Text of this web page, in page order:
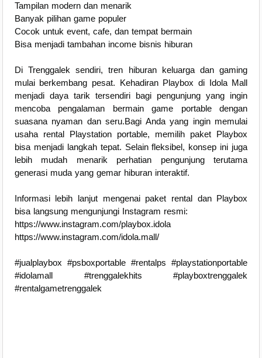
Tampilan modern dan menarik
Banyak pilihan game populer
Cocok untuk event, cafe, dan tempat bermain
Bisa menjadi tambahan income bisnis hiburan
Di Trenggalek sendiri, tren hiburan keluarga dan gaming
mulai berkembang pesat. Kehadiran Playbox di Idola Mall
menjadi daya tarik tersendiri bagi pengunjung yang ingin
mencoba pengalaman bermain game portable dengan
suasana nyaman dan seru.Bagi Anda yang ingin memulai
usaha rental Playstation portable, memilih paket Playbox
bisa menjadi langkah tepat. Selain fleksibel, konsep ini juga
lebih mudah menarik perhatian pengunjung terutama
generasi muda yang gemar hiburan interaktif.
Informasi lebih lanjut mengenai paket rental dan Playbox
bisa langsung mengunjungi Instagram resmi:
https://www.instagram.com/playbox.idola
https://www.instagram.com/idola.mall/
#jualplaybox #psboxportable #rentalps #playstationportable
#idolamall #trenggalekhits #playboxtrenggalek
#rentalgametrenggalek